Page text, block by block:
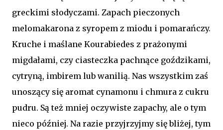
greckimi słodyczami. Zapach pieczonych
melomakarona z syropem z miodu i pomarańczy.
Kruche i maślane Kourabiedes z prażonymi
migdałami, czy ciasteczka pachnące goździkami,
cytryną, imbirem lub wanilią. Nas wszystkim zaś
unoszący się aromat cynamonu i chmura z cukru
pudru. Są też mniej oczywiste zapachy, ale o tym
nieco później. Na razie przyjrzyjmy się bliżej, tym